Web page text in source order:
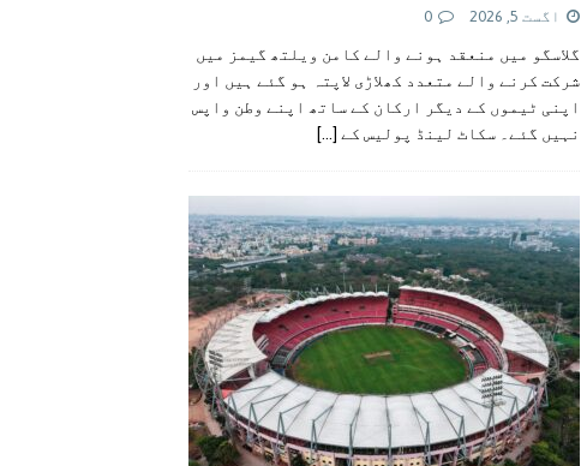
اگست 5, 2026 0
گلاسگو میں منعقد ہونے والے کامن ویلتھ گیمز میں
شرکت کرنے والے متعدد کھلاڑی لاپتہ ہو گئے ہیں اور
اپنی ٹیموں کے دیگر ارکان کے ساتھ اپنے وطن واپس
نہیں گئے۔ سکاٹ لینڈ پولیس کے [...]